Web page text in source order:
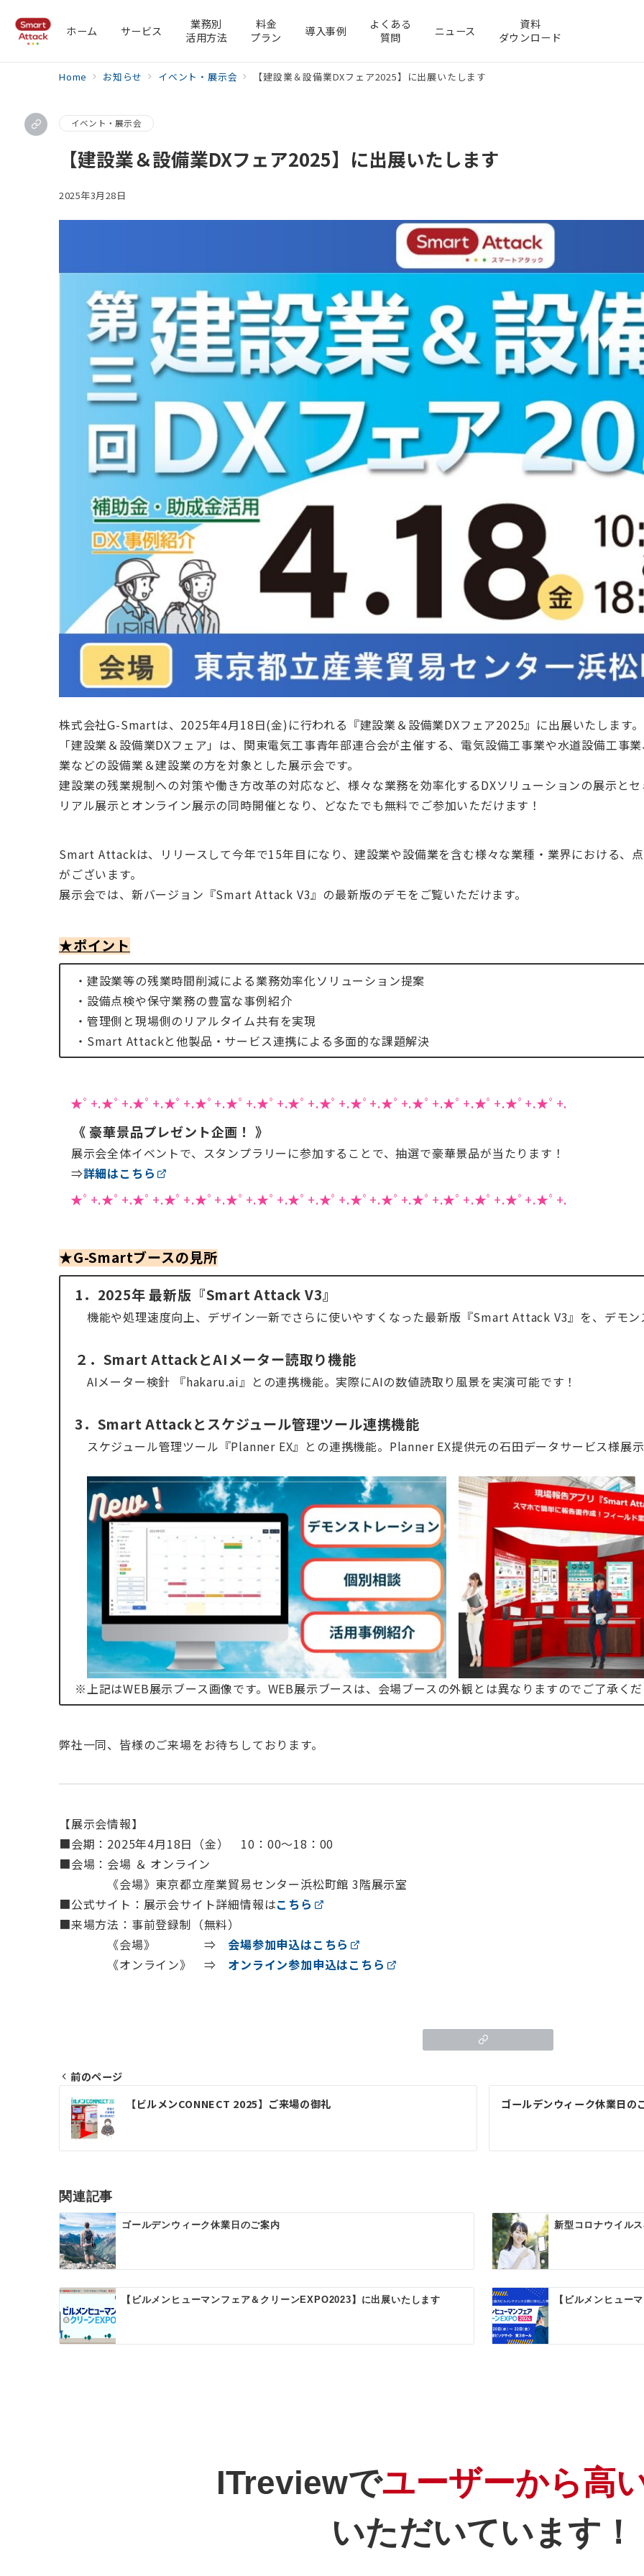
ホーム サービス
業務別
活用方法
料金
プラン
導入事例
よくある
質問
ニュース
資料
ダウンロード
Home お知らせ イベント・展示会 【建設業＆設備業DXフェア2025】に出展いたします
イベント・展示会
【建設業＆設備業DXフェア2025】に出展いたします
2025年3月28日
株式会社G-Smartは、2025年4月18日(金)に行われる『建設業＆設備業DXフェア2025』に出展いたします。
「建設業＆設備業DXフェア」は、関東電気工事青年部連合会が主催する、電気設備工事業や水道設備工事
業などの設備業＆建設業の方を対象とした展示会です。
建設業の残業規制への対策や働き方改革の対応など、様々な業務を効率化するDXソリューションの展示と
リアル展示とオンライン展示の同時開催となり、どなたでも無料でご参加いただけます！
Smart Attackは、リリースして今年で15年目になり、建設業や設備業を含む様々な業種・業界における、
がございます。
展示会では、新バージョン『Smart Attack V3』の最新版のデモをご覧いただけます。
★ポイント
・建設業等の残業時間削減による業務効率化ソリューション提案
・設備点検や保守業務の豊富な事例紹介
・管理側と現場側のリアルタイム共有を実現
・Smart Attackと他製品・サービス連携による多面的な課題解決
★ﾟ+.★ﾟ+.★ﾟ+.★ﾟ+.★ﾟ+.★ﾟ+.★ﾟ+.★ﾟ+.★ﾟ+.★ﾟ+.★ﾟ+.★ﾟ+.★ﾟ+.★ﾟ+.★ﾟ+.★ﾟ+.
《 豪華景品プレゼント企画！ 》
展示会全体イベントで、スタンプラリーに参加することで、抽選で豪華景品が当たります！
⇒詳細はこちら
★ﾟ+.★ﾟ+.★ﾟ+.★ﾟ+.★ﾟ+.★ﾟ+.★ﾟ+.★ﾟ+.★ﾟ+.★ﾟ+.★ﾟ+.★ﾟ+.★ﾟ+.★ﾟ+.★ﾟ+.★ﾟ+.
★G-Smartブースの見所
1．2025年 最新版『Smart Attack V3』
機能や処理速度向上、デザイン一新でさらに使いやすくなった最新版『Smart Attack V3』を、デモ
２．Smart AttackとAIメーター読取り機能
AIメーター検針 『hakaru.ai』との連携機能。実際にAIの数値読取り風景を実演可能です！
3．Smart Attackとスケジュール管理ツール連携機能
スケジュール管理ツール『Planner EX』との連携機能。Planner EX提供元の石田データサービス様展
※上記はWEB展示ブース画像です。WEB展示ブースは、会場ブースの外観とは異なりますのでご了承く
弊社一同、皆様のご来場をお待ちしております。
【展示会情報】
■会期：2025年4月18日（金） 10：00～18：00
■会場：会場 ＆ オンライン
《会場》東京都立産業貿易センター浜松町館 3階展示室
■公式サイト：展示会サイト詳細情報はこちら
■来場方法：事前登録制（無料）
《会場》 ⇒ 会場参加申込はこちら
《オンライン》 ⇒ オンライン参加申込はこちら
投
稿
ゲ
ー
シ
ョ
ン
前のページ
【ビルメンCONNECT 2025】ご来場の御礼
ゴールデンウィーク休業日の
関連記事
ゴールデンウィーク休業日のご案内 新型コロナウイル
【ビルメンヒューマンフェア＆クリーンEXPO2023】に出展いたします 【ビルメンヒュー
ITreviewでユーザーから高
いただいています！